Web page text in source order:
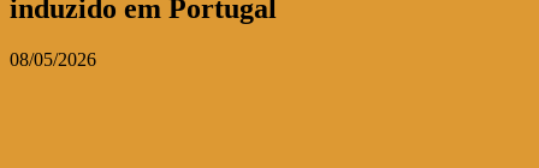
induzido em Portugal
08/05/2026